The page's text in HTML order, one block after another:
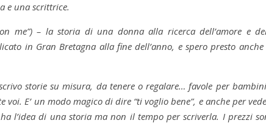
e una scrittrice.
me”) – la storia di una donna alla ricerca dell’amore e
in Gran Bretagna alla fine dell’anno, e spero presto
storie su misura, da tenere o regalare… favole per
E’ un modo magico di dire “ti voglio bene”, e anche per
l’idea di una storia ma non il tempo per scriverla. I prezzi